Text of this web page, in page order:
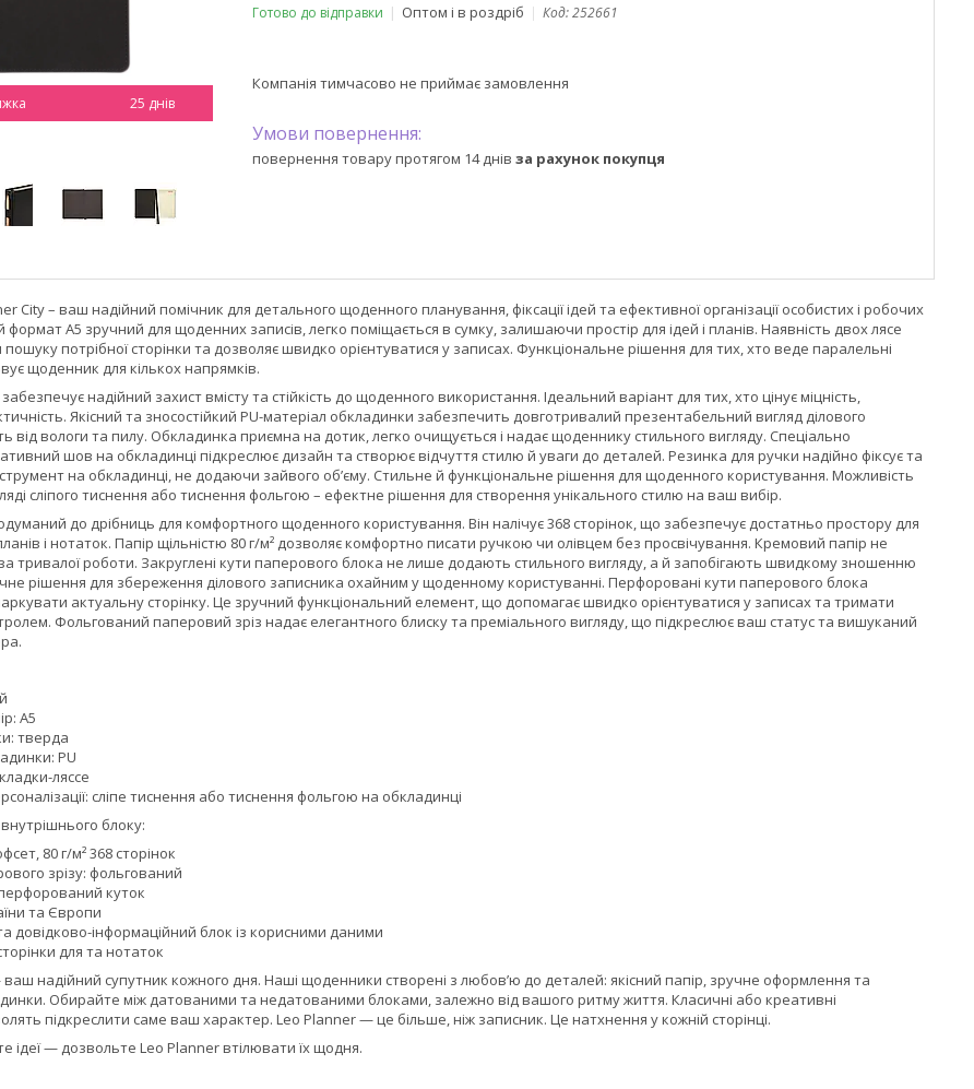
25 днів
Готово до відправки Оптом і в роздріб Код:252661
Компанія тимчасово не приймає замовлення
повернення товару протягом 14 днів за рахунок покупця
City – ваш надійний помічник для детального щоденного планування, фіксації ідей та ефективної організації особистих і робочих
А5 зручний для щоденних записів, легко поміщається в сумку, залишаючи простір для ідей і планів. Наявність двох лясе
пошуку потрібної сторінки та дозволяє швидко орієнтуватися у записах. Функціональне рішення для тих, хто веде паралельні
щоденник для кількох напрямків.
надійний захист вмісту та стійкість до щоденного використання. Ідеальний варіант для тих, хто цінує міцність,
Якісний та зносостійкий PU-матеріал обкладинки забезпечить довготривалий презентабельний вигляд ділового
від вологи та пилу. Обкладинка приємна на дотик, легко очищується і надає щоденнику стильного вигляду. Спеціально
шов на обкладинці підкреслює дизайн та створює відчуття стилю й уваги до деталей. Резинка для ручки надійно фіксує та
на обкладинці, не додаючи зайвого об’єму. Стильне й функціональне рішення для щоденного користування. Можливість
сліпого тиснення або тиснення фольгою – ефектне рішення для створення унікального стилю на ваш вибір.
до дрібниць для комфортного щоденного користування. Він налічує 368 сторінок, що забезпечує достатньо простору для
і нотаток. Папір щільністю 80 г/м² дозволяє комфортно писати ручкою чи олівцем без просвічування. Кремовий папір не
тривалої роботи. Закруглені кути паперового блока не лише додають стильного вигляду, а й запобігають швидкому зношенню
рішення для збереження ділового записника охайним у щоденному користуванні. Перфоровані кути паперового блока
актуальну сторінку. Це зручний функціональний елемент, що допомагає швидко орієнтуватися у записах та тримати
Фольгований паперовий зріз надає елегантного блиску та преміального вигляду, що підкреслює ваш статус та вишуканий
A5
тверда
PU
ляссе
сліпе тиснення або тиснення фольгою на обкладинці
блоку:
80 г/м² 368 сторінок
зрізу: фольгований
куток
та Європи
довідково-інформаційний блок із корисними даними
для та нотаток
надійний супутник кожного дня. Наші щоденники створені з любов’ю до деталей: якісний папір, зручне оформлення та
Обирайте між датованими та недатованими блоками, залежно від вашого ритму життя. Класичні або креативні
підкреслити саме ваш характер. Leo Planner — це більше, ніж записник. Це натхнення у кожній сторінці.
ідеї — дозвольте Leo Planner втілювати їх щодня.